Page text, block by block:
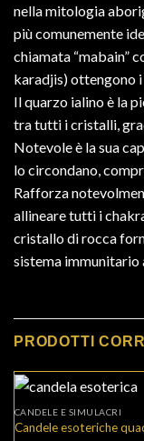
nella mitologia
più comunemente
chiamata “mabain”
karadjis) ottengono
Il quarzo ialino è la
tra tutti i cristalli,
Notevole è la sua
lo circondano,
Rafforza
allineare tutti i
cristallo di rocca
sistema immunitario
PRODOTTI
CANDELE E SIMULACRI
Candele esoteriche